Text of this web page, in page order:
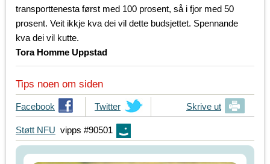
transporttenesta først med 100 prosent, så i fjor med 50
prosent. Veit ikkje kva dei vil dette budsjettet. Spennande
kva dei vil kutte.
Tora Homme Uppstad
Tips noen om siden
T
i
p
s
Facebook
T
i
p
s
Twitter Skrive ut
Støtt NFU vipps #90501